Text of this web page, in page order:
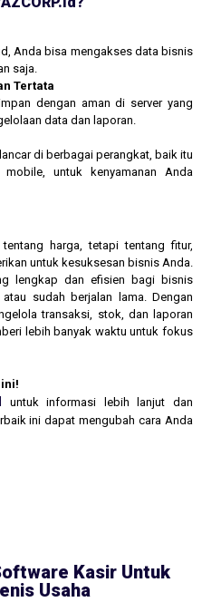
Anda bisa mengakses data bisnis
saja.
Tertata
dengan aman di server yang
data dan laporan.
di berbagai perangkat, baik itu
untuk kenyamanan Anda
harga, tetapi tentang fitur,
untuk kesuksesan bisnis Anda.
lengkap dan efisien bagi bisnis
sudah berjalan lama. Dengan
transaksi, stok, dan laporan
lebih banyak waktu untuk fokus
untuk informasi lebih lanjut dan
ini dapat mengubah cara Anda
Kasir Untuk
Usaha